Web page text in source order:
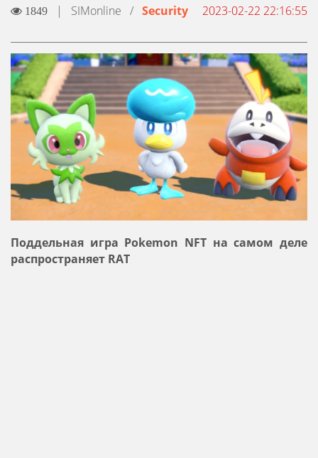
1849 | SIMonline / Security 2023-02-22 22:16:55
Поддельная игра Pokemon NFT на самом деле
распространяет RAT